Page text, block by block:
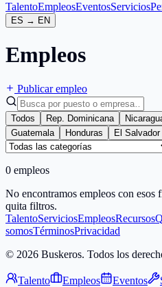
TalentoEmpleosEventosServicios
ES → EN
Empleos
Publicar empleo
Todos Rep. Dominicana
Guatemala
Honduras El Salvador
0 empleos
No encontramos empleos con esos
quita filtros.
TalentoServiciosEmpleosRecursos
somosTérminosPrivacidad
© 2026 Buskeros. Todos los
Talento Empleos Eventos